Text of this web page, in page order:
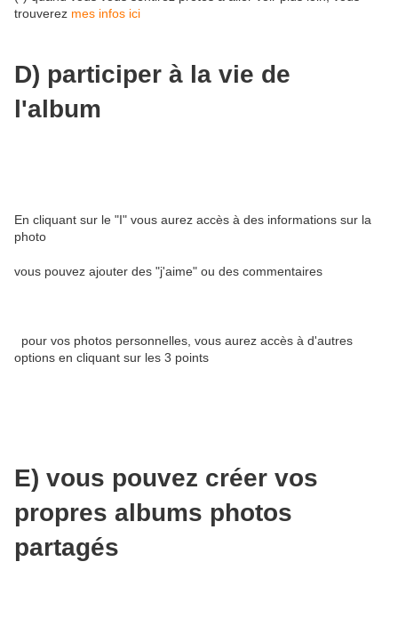
trouverez mes infos ici
D) participer à la vie de
l'album
En cliquant sur le "I" vous aurez accès à des informations sur la
photo
vous pouvez ajouter des "j'aime" ou des commentaires
pour vos photos personnelles, vous aurez accès à d'autres
options en cliquant sur les 3 points
E) vous pouvez créer vos
propres albums photos
partagés